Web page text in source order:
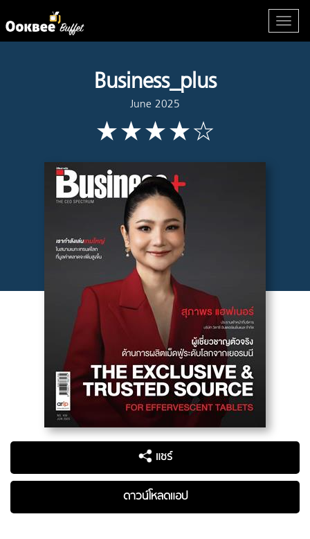
Business_plus
June 2025
แชร์
ดาวน์โหลดแอป